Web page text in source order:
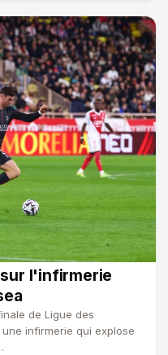
sur l'infirmerie
de Ligue des
infirmerie qui explose